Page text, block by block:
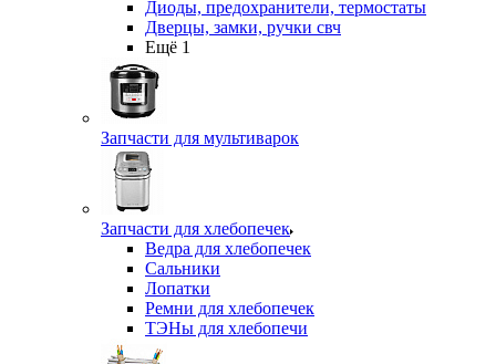
Диоды, предохранители, термостаты
Дверцы, замки, ручки свч
Ещё 1
Запчасти для мультиварок
Запчасти для хлебопечек
Ведра для хлебопечек
Сальники
Лопатки
Ремни для хлебопечек
ТЭНы для хлебопечи